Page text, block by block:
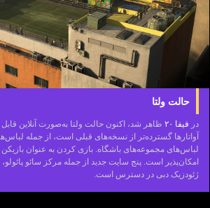
حالت ولتا
در فیفا ۲۰
ظاهر شد، اکنون حالت ولتا به‌صورت آنلاین
آواتارها گسترده‌تر از نسخه‌های قبلی است، از جمله
لباس‌های مجموعه‌های باشگاه. بازی کردن به عنوان
امکان‌پذیر است. پنج سایت جدید از جمله مرکز سائو پائولو،
ژئودزیک دبی در دسترس است.